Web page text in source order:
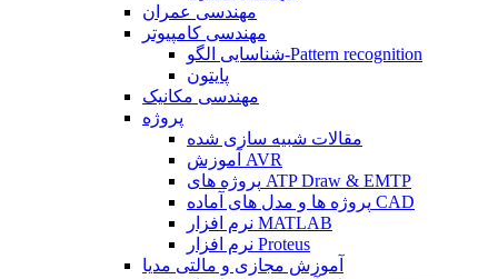
مهندسی عمران
مهندسی کامپیوتر
شناسایی الگو-Pattern recognition
پایتون
مهندسی مکانیک
پروژه
مقالات شبیه سازی شده
آموزش AVR
پروژه های ATP Draw & EMTP
پروژه ها و مدل های آماده CAD
نرم افزار MATLAB
نرم افزار Proteus
آموزش مجازی و مالتی مدیا